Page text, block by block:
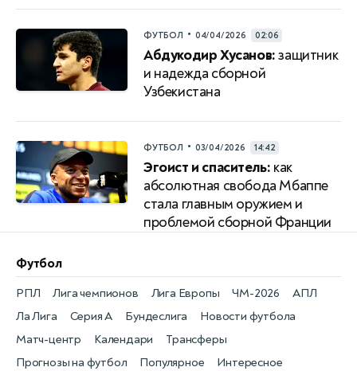
ФУТБОЛ • 04/04/2026 02:06
Абдукодир Хусанов:защитник
и надежда сборной
Узбекистана
ФУТБОЛ • 03/04/2026 14:42
Эгоист и спаситель: как
абсолютная свобода Мбаппе
стала главным оружием и
проблемой сборной Франции
Футбол
Новости футбола
РПЛ
Матч-центр
Лига чемпионов
Календари
Лига Европы
Трансферы
ЧМ-2026
Прогнозы на футбол
АПЛ
Популярное
Ла Лига
Интересное
Серия А Бундеслига